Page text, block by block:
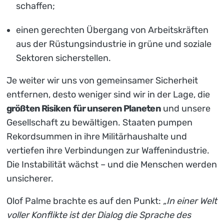
schaffen;
einen gerechten Übergang von Arbeitskräften
aus der Rüstungsindustrie in grüne und soziale
Sektoren sicherstellen.
Je weiter wir uns von gemeinsamer Sicherheit
entfernen, desto weniger sind wir in der Lage, die
größten Risiken für unseren Planetenund unsere
Gesellschaft zu bewältigen. Staaten pumpen
Rekordsummen in ihre Militärhaushalte und
vertiefen ihre Verbindungen zur Waffenindustrie.
Die Instabilität wächst – und die Menschen werden
unsicherer.
Olof Palme brachte es auf den Punkt: „In einer Welt
voller Konflikte ist der Dialog die Sprache des